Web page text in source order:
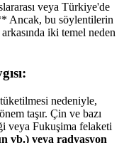
veya Türkiye'de
Ancak, bu söylentilerin
iki temel neden
nedeniyle,
taşır. Çin ve bazı
veya Fukuşima felaketi
vb.) veya radyasyon